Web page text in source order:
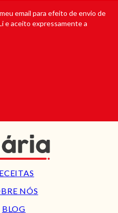
email para efeito de envio de
e aceito expressamente a
NÓS
BLOG